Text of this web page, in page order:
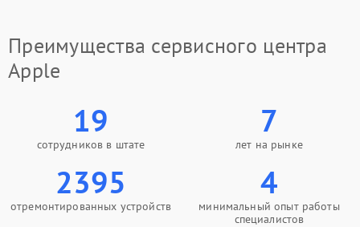
Преимущества сервисного центра
Apple
19
сотрудников в штате
7
лет на рынке
2395
отремонтированных устройств
4
минимальный опыт работы
специалистов